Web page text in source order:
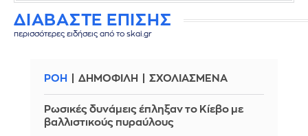
ΔΙΑΒΑΣΤΕ ΕΠΙΣΗΣ
περισσότερες ειδήσεις από το skai.gr
ΡΟΗ ΔΗΜΟΦΙΛΗ ΣΧΟΛΙΑΣΜΕΝΑ
Ρωσικές δυνάμεις έπληξαν το Κίεβο με
βαλλιστικούς πυραύλους